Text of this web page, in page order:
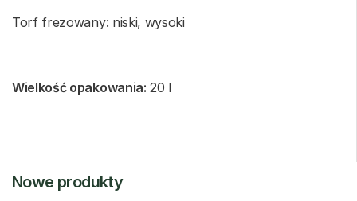
Torf frezowany: niski, wysoki
Wielkość opakowania: 20 l
Nowe produkty